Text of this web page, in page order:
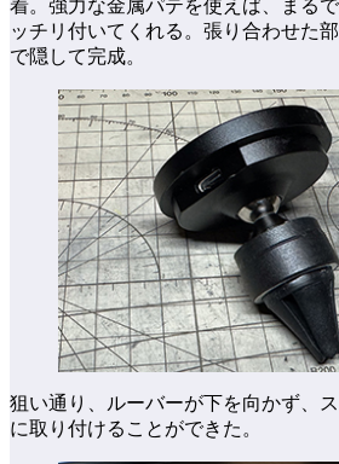
着。強力な金属パテを使えば、まる
ッチリ付いてくれる。張り合わせた
で隠して完成。
狙い通り、ルーバーが下を向かず、
に取り付けることができた。